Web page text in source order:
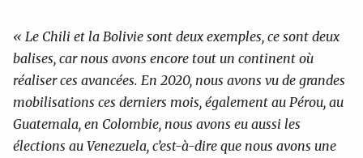
« Le Chili et la Bolivie sont deux exemples, ce sont deux
balises, car nous avons encore tout un continent où
réaliser ces avancées. En 2020, nous avons vu de grandes
mobilisations ces derniers mois, également au Pérou, au
Guatemala, en Colombie, nous avons eu aussi les
élections au Venezuela, c’est-à-dire que nous avons une